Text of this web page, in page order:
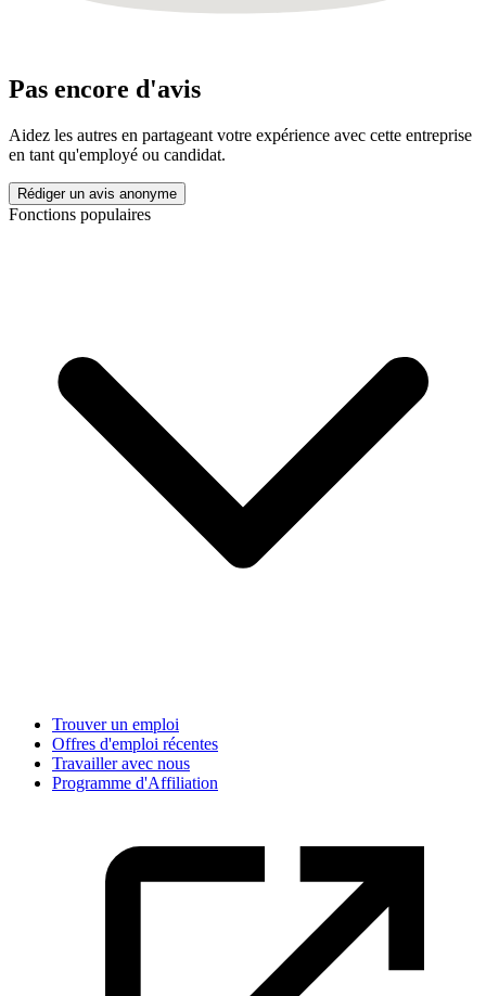
Pas encore d'avis
Aidez les autres en partageant votre expérience avec cette entreprise
en tant qu'employé ou candidat.
Rédiger un avis anonyme
Fonctions populaires
Trouver un emploi
Offres d'emploi récentes
Travailler avec nous
Programme d'Affiliation